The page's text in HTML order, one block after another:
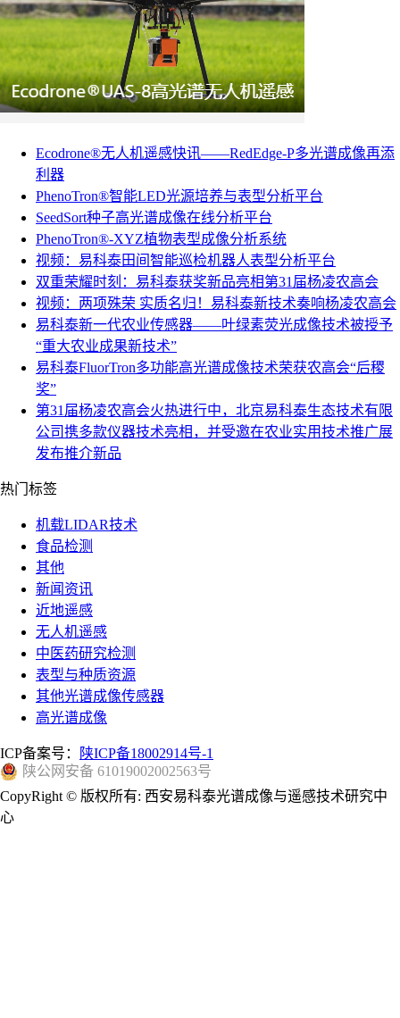
Ecodrone®无人机遥感快讯——RedEdge-P多光谱成像再添
利器
PhenoTron®智能LED光源培养与表型分析平台
SeedSort种子高光谱成像在线分析平台
PhenoTron®-XYZ植物表型成像分析系统
视频：易科泰田间智能巡检机器人表型分析平台
双重荣耀时刻：易科泰获奖新品亮相第31届杨凌农高会
视频：两项殊荣 实质名归！易科泰新技术奏响杨凌农高会
易科泰新一代农业传感器——叶绿素荧光成像技术被授予
“重大农业成果新技术”
易科泰FluorTron多功能高光谱成像技术荣获农高会“后稷
奖”
第31届杨凌农高会火热进行中，北京易科泰生态技术有限
公司携多款仪器技术亮相，并受邀在农业实用技术推广展
发布推介新品
热门标签
机载LIDAR技术
食品检测
其他
新闻资讯
近地遥感
无人机遥感
中医药研究检测
表型与种质资源
其他光谱成像传感器
高光谱成像
ICP备案号：
陕ICP备18002914号-1
陕公网安备 61019002002563号
CopyRight © 版权所有: 西安易科泰光谱成像与遥感技术研究中
心